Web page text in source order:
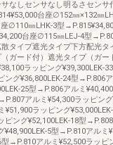
なしセンサなし明るさセンサ
台座∅152㎜×132㎜
∅110㎜LHK-3型
台座∅115㎜LEJ-4型
タイプ遮光タイプ下方配光タ
ガード付）遮光タイプ（ガー
ラッピング¥39,300LEK-
ング¥36,800LEK-24型→P.806
25型→P.806アルミ
アルミ¥54,300ラッピン
¥51,900ラッピング
ピング¥52,100LEK-18型
¥48,900LEK-5型→P.810アルミ
型→P.810アルミ¥52,500ラッピ